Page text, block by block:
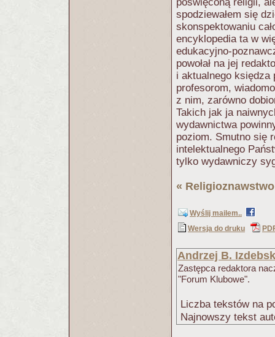
spodziewałem się
skonspektowaniu
encyklopedia ta w
edukacyjno-
powołał na jej
i aktualnego księdza
profesorom,
z nim, zarówno
Takich jak ja
wydawnictwa
poziom. Smutno się
intelektualnego
tylko wydawniczy
« Religioznawstwo
Wyślij mailem..
Wersja do druku
Andrzej B.
Zastępca redaktora
"Forum Klubowe".
Liczba tekstów na
Najnowszy tekst